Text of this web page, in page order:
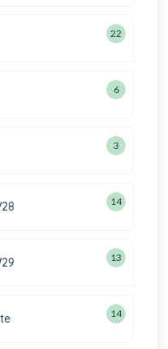
22
6
3
14
13
14